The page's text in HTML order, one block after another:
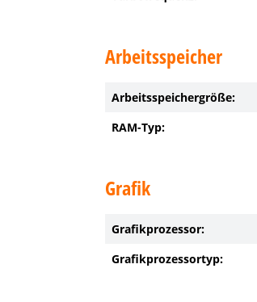
Arbeitsspeicher
Arbeitsspeichergröße:
RAM-Typ:
Grafik
Grafikprozessor:
Grafikprozessortyp: